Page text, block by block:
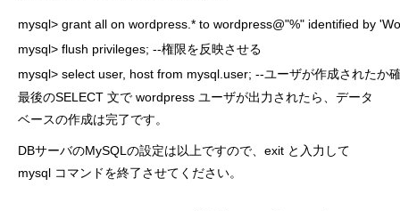
mysql> grant all on wordpress.* to wordpress@"%" identified by
mysql> flush privileges; --権限を反映させる
mysql> select user, host from mysql.user; --ユーザが作成されたか
最後のSELECT 文で wordpress ユーザが出力されたら、データ
ベースの作成は完了です。
DBサーバのMySQLの設定は以上ですので、exit と入力して
mysql コマンドを終了させてください。